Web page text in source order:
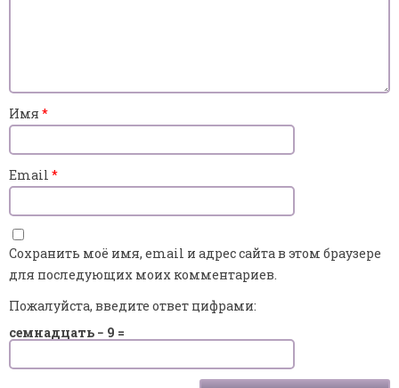
Имя *
Email *
Сохранить моё имя, email и адрес сайта в этом браузере
для последующих моих комментариев.
Пожалуйста, введите ответ цифрами:
семнадцать − 9 =